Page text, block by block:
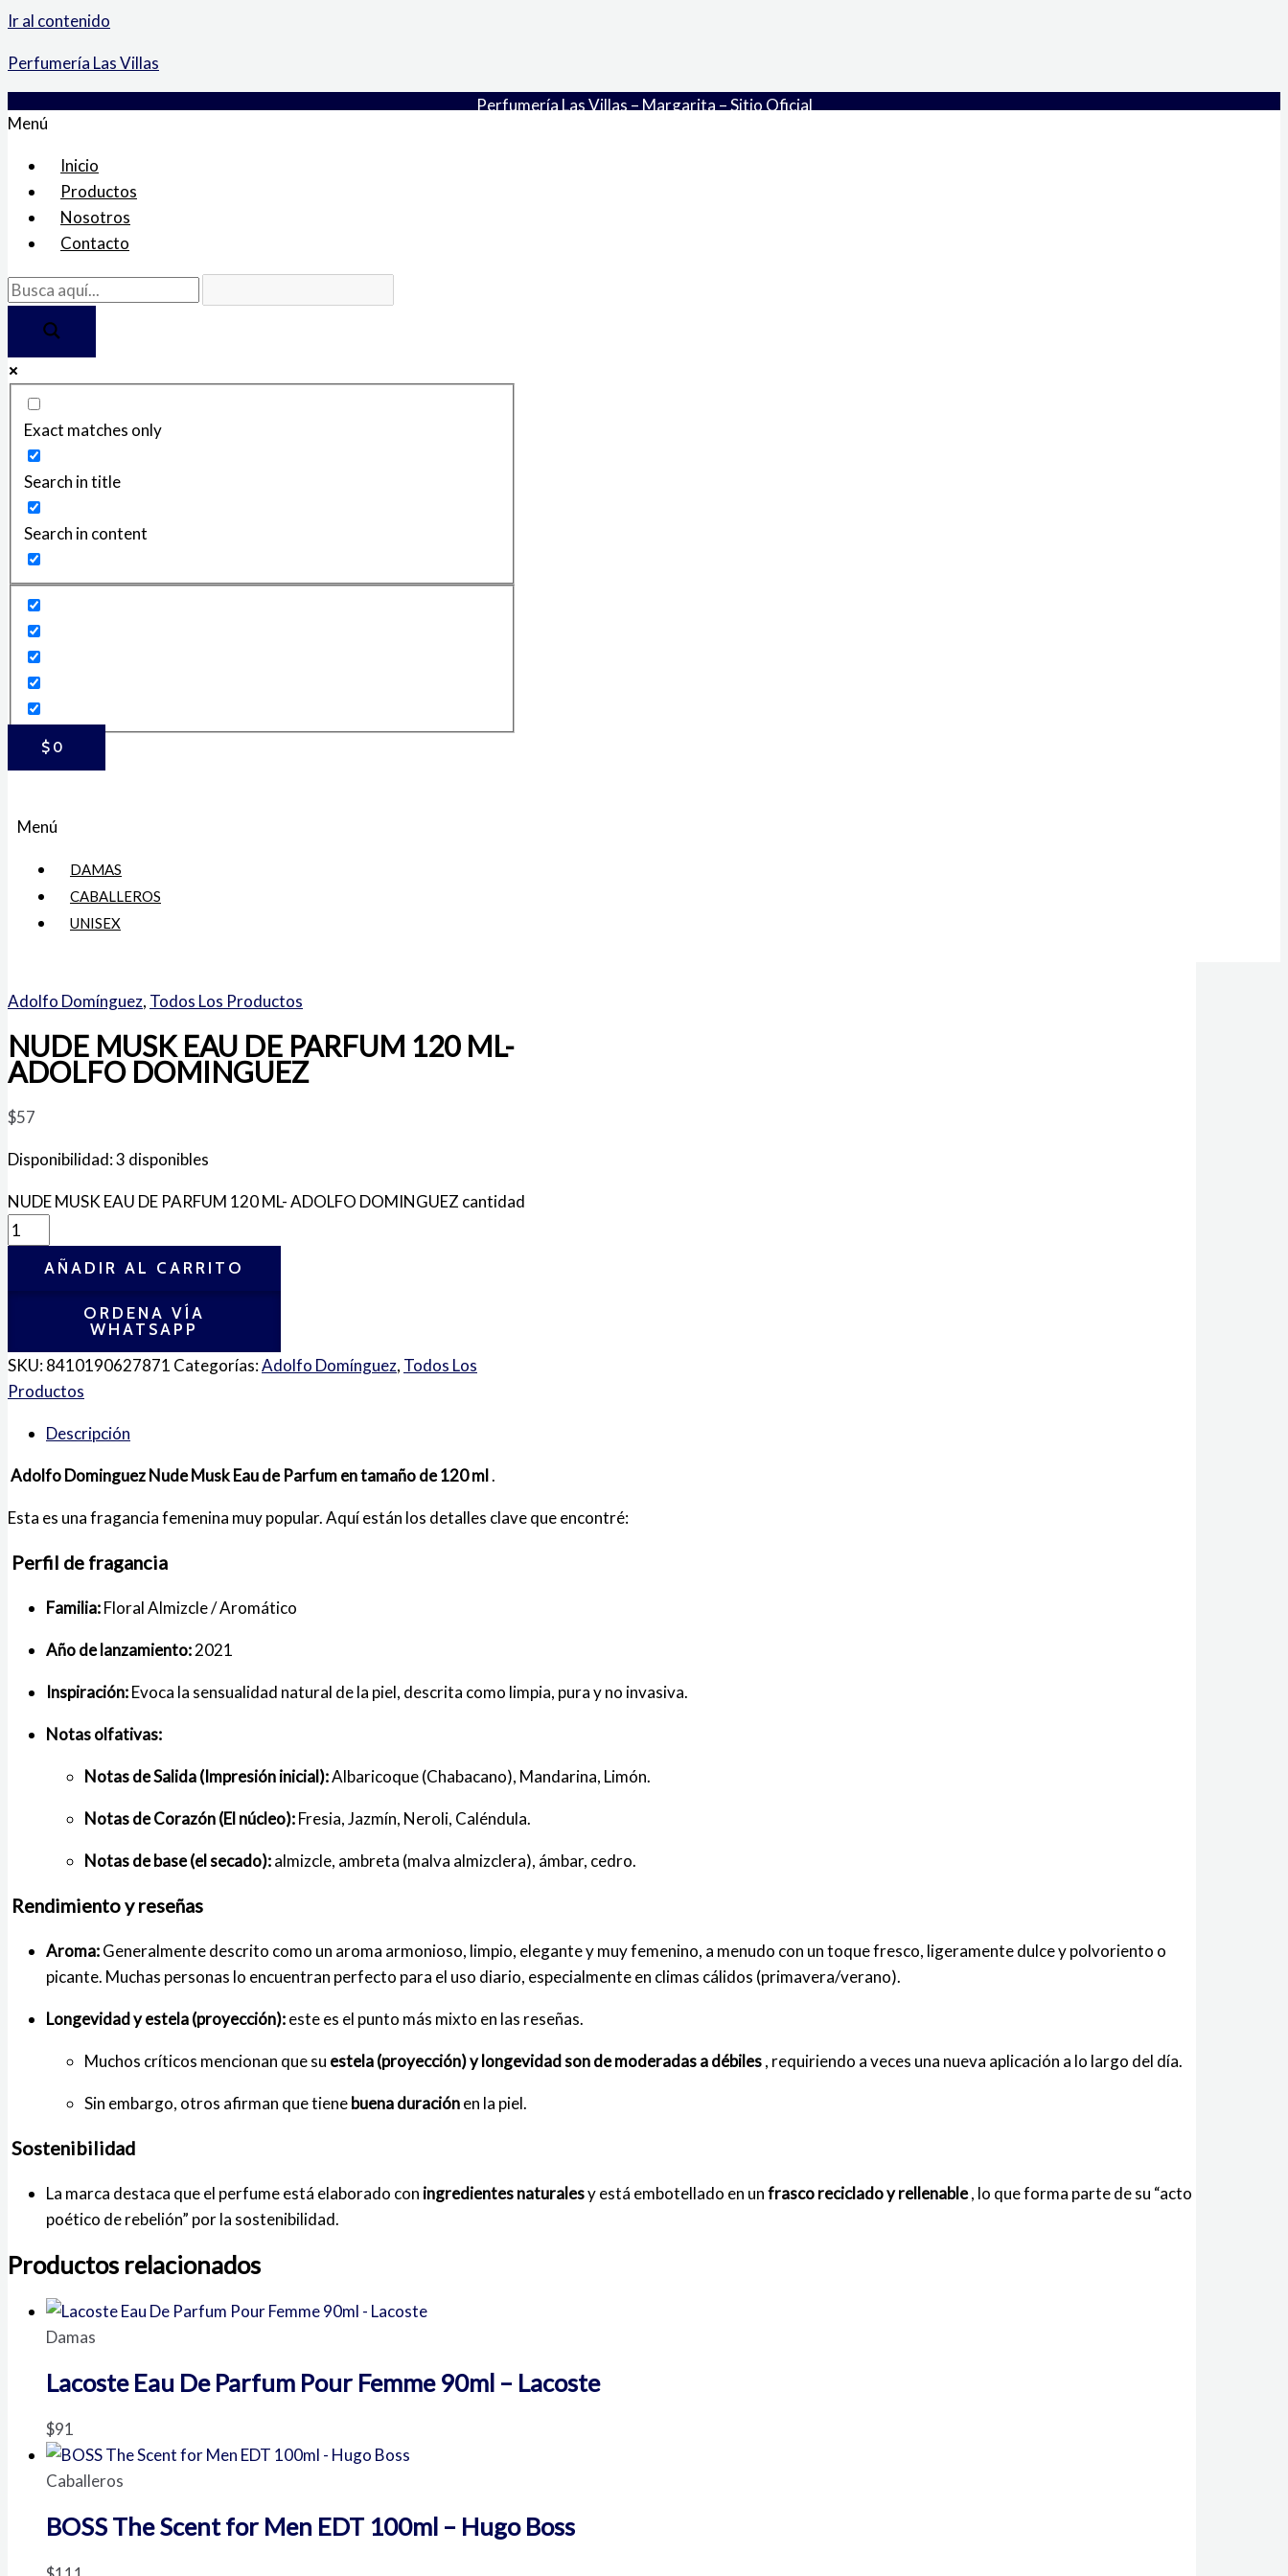
Ir al contenido
Perfumería Las Villas
Perfumería Las Villas – Margarita – Sitio Oficial
Menú
Inicio
Productos
Nosotros
Contacto
Exact matches only
Search in title
Search in content
$ 0
Menú
DAMAS
CABALLEROS
UNISEX
Adolfo Domínguez, Todos Los Productos
NUDE MUSK EAU DE PARFUM 120 ML-
ADOLFO DOMINGUEZ
$57
Disponibilidad:3 disponibles
NUDE MUSK EAU DE PARFUM 120 ML- ADOLFO DOMINGUEZ cantidad
AÑADIR AL CARRITO
ORDENA VÍA
WHATSAPP
SKU:8410190627871 Categorías:Adolfo Domínguez, Todos Los
Productos
Descripción
Adolfo Dominguez Nude Musk Eau de Parfum en tamaño de 120 ml.
Esta es una fragancia femenina muy popular. Aquí están los detalles clave que encontré:
Perfil de fragancia
Familia:Floral Almizcle / Aromático
Año de lanzamiento:2021
Inspiración:Evoca la sensualidad natural de la piel, descrita como limpia, pura y no invasiva.
Notas olfativas:
Notas de Salida (Impresión inicial):Albaricoque (Chabacano), Mandarina, Limón.
Notas de Corazón (El núcleo):Fresia, Jazmín, Neroli, Caléndula.
Notas de base (el secado):almizcle, ambreta (malva almizclera), ámbar, cedro.
Rendimiento y reseñas
Aroma:Generalmente descrito como un aroma armonioso, limpio, elegante y muy femenino, a menudo con un toque fresco, ligeramente dulce y polvoriento o
picante. Muchas personas lo encuentran perfecto para el uso diario, especialmente en climas cálidos (primavera/verano).
Longevidad y estela (proyección):este es el punto más mixto en las reseñas.
Muchos críticos mencionan que su estela (proyección) y longevidad son de moderadas a débiles, requiriendo a veces una nueva aplicación a lo largo del día.
Sin embargo, otros afirman que tienebuena duraciónen la piel.
Sostenibilidad
La marca destaca que el perfume está elaborado con ingredientes naturalesy está embotellado en unfrasco reciclado y rellenable, lo que forma parte de su “acto
poético de rebelión” por la sostenibilidad.
Productos relacionados
Damas
Lacoste Eau De Parfum Pour Femme 90ml – Lacoste
$91
Caballeros
BOSS The Scent for Men EDT 100ml – Hugo Boss